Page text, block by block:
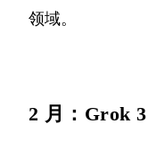
领域。
2 月：Grok